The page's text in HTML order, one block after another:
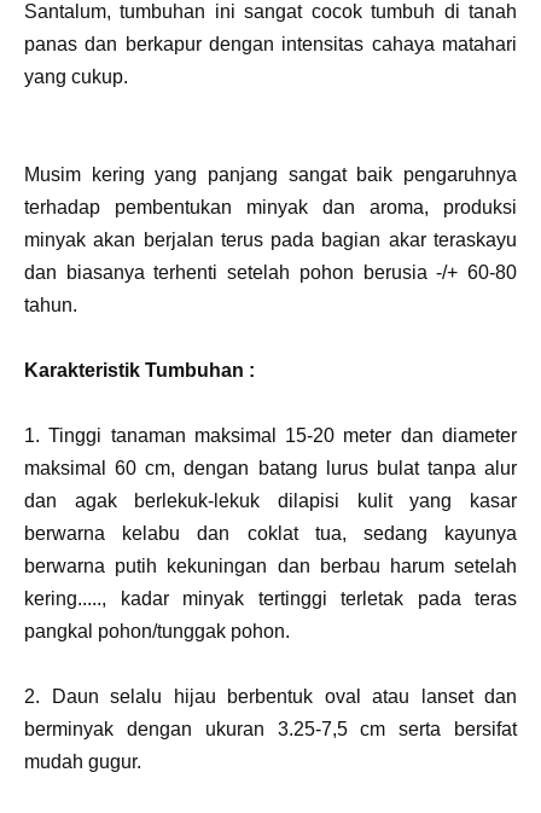
Santalum, tumbuhan ini sangat cocok tumbuh di tanah
panas dan berkapur dengan intensitas cahaya matahari
yang cukup.
Musim kering yang panjang sangat baik pengaruhnya
terhadap pembentukan minyak dan aroma, produksi
minyak akan berjalan terus pada bagian akar teraskayu
dan biasanya terhenti setelah pohon berusia -/+ 60-80
tahun.
Karakteristik Tumbuhan :
1. Tinggi tanaman maksimal 15-20 meter dan diameter
maksimal 60 cm, dengan batang lurus bulat tanpa alur
dan agak berlekuk-lekuk dilapisi kulit yang kasar
berwarna kelabu dan coklat tua, sedang kayunya
berwarna putih kekuningan dan berbau harum setelah
kering....., kadar minyak tertinggi terletak pada teras
pangkal pohon/tunggak pohon.
2. Daun selalu hijau berbentuk oval atau lanset dan
berminyak dengan ukuran 3.25-7,5 cm serta bersifat
mudah gugur.